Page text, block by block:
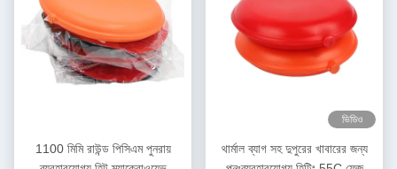
1100 মিমি রাউন্ড পিসিএম পুনরায়
ভিডিও
থার্মাল ব্যাগ সহ দুপুরের খাবারের জন্য